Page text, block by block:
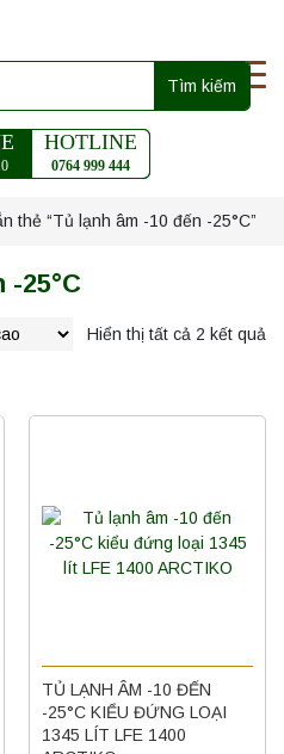
Tìm kiếm
HOTLINE
0764 999 444
thẻ “Tủ lạnh âm -10 đến -25°C”
-25°C
Hiển thị tất cả 2 kết quả
TỦ LẠNH ÂM -10 ĐẾN
-25°C KIỂU ĐỨNG LOẠI
1345 LÍT LFE 1400